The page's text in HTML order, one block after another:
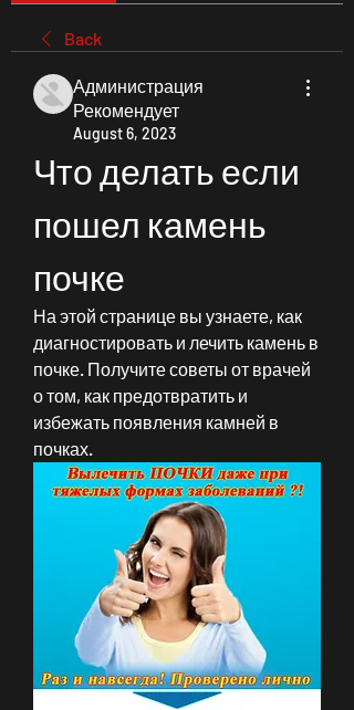
Back
Администрация
Рекомендует
August 6, 2023
Что делать если
пошел камень
почке
На этой странице вы узнаете, как
диагностировать и лечить камень в
почке. Получите советы от врачей
о том, как предотвратить и
избежать появления камней в
почках.